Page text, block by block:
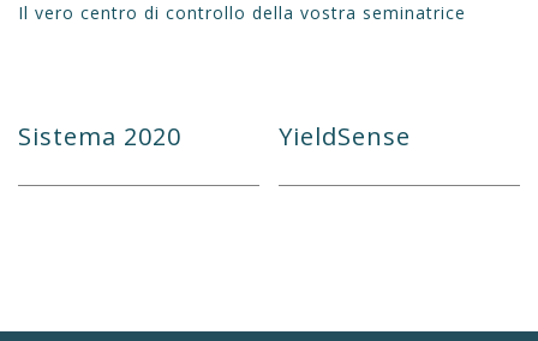
Il vero centro di controllo della vostra seminatrice
Sistema 2020 YieldSense